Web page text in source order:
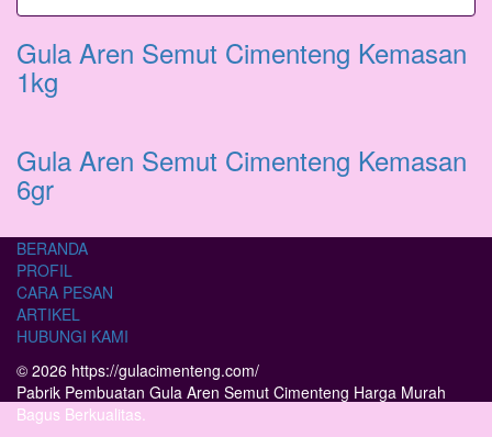
Gula Aren Semut Cimenteng Kemasan
1kg
Gula Aren Semut Cimenteng Kemasan
6gr
BERANDA
PROFIL
CARA PESAN
ARTIKEL
HUBUNGI KAMI
© 2026 https://gulacimenteng.com/
Pabrik Pembuatan Gula Aren Semut Cimenteng Harga Murah
Bagus Berkualitas.